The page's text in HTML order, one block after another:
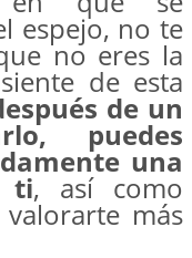
espejo, no te
no eres la
de esta
de un
puedes
una
ti, así como
más